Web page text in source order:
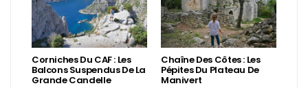
Corniches Du CAF : Les
Balcons Suspendus De La
Grande Candelle
Chaîne Des Côtes : Les
Pépites Du Plateau De
Manivert